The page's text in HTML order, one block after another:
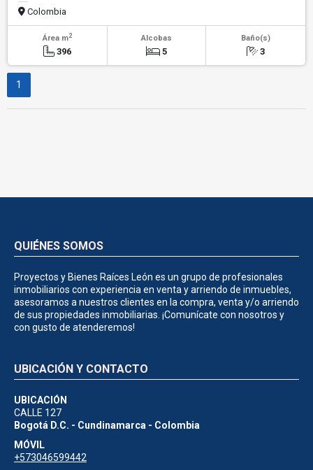
Colombia
Área m2
396
Alcobas
5
Baño(s)
3
1
QUIÉNES SOMOS
Proyectos y Bienes Raíces León es un grupo de profesionales
inmobiliarios con experiencia en venta y arriendo de inmuebles,
asesoramos a nuestros clientes en la compra, venta y/o arriendo
de sus propiedades inmobiliarias. ¡Comunícate con nosotros y
con gusto de atenderemos!
UBICACIÓN Y CONTACTO
UBICACIÓN
CALLE 127
Bogotá D.C. - Cundinamarca - Colombia
MÓVIL
+573046599442